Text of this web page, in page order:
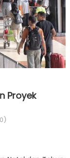
Proyek